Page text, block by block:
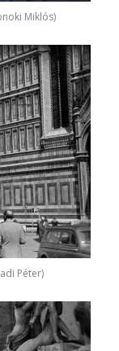
Miklós)
Péter)